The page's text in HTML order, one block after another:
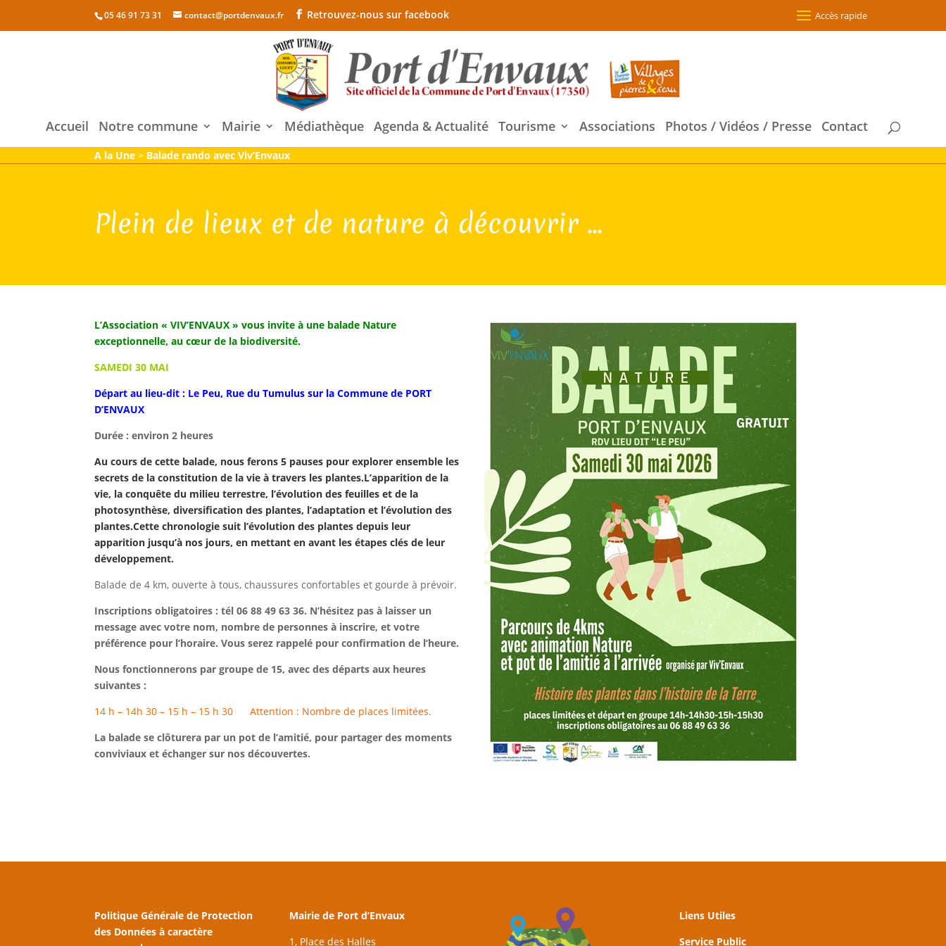
05 46 91 73 31 contact@portdenvaux.fr Retrouvez-nous sur facebook Accès rapide
Accueil Notre commune Mairie Médiathèque Agenda & Actualité Tourisme Associations Photos / Vidéos / Presse Contact
A la Une > Balade rando avec Viv’Envaux
Plein de lieux et de nature à découvrir ...
L’Association « VIV’ENVAUX » vous invite à une balade Nature
exceptionnelle, au cœur de la biodiversité.
SAMEDI 30 MAI
Départ au lieu-dit : Le Peu, Rue du Tumulus sur la Communede PORT
D’ENVAUX
Durée : environ 2 heures
Au cours de cette balade, nous ferons 5 pauses pour explorer ensemble les
secrets de la constitution de la vie à travers les plantes.L’apparition de la
vie, la conquête du milieu terrestre, l’évolution des feuilles et de la
photosynthèse, diversification des plantes, l’adaptation et l’évolution des
plantes.Cette chronologie suit l’évolution des plantes depuis leur
apparition jusqu’à nos jours, en mettant en avant les étapes clés de leur
développement.
Balade de 4 km, ouverte à tous, chaussures confortables et gourde à prévoir.
Inscriptions obligatoires : tél 06 88 49 63 36. N’hésitez pas à laisser un
message avec votre nom, nombre de personnes à inscrire, et votre
préférence pour l’horaire. Vous serez rappelé pour confirmation de l’heure.
Nous fonctionnerons par groupe de 15, avec des départs aux heures
suivantes :
14 h – 14h 30 – 15 h – 15 h 30 Attention : Nombre de places limitées.
La balade se clôturera par un pot de l’amitié, pour partager des moments
conviviaux et échanger sur nos découvertes.
Politique Générale de Protection
des Données à caractère
Mairie de Port d’Envaux
1, Place des Halles
Liens Utiles
Service Public